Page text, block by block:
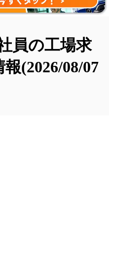
員の工場求
報(2026/08/07